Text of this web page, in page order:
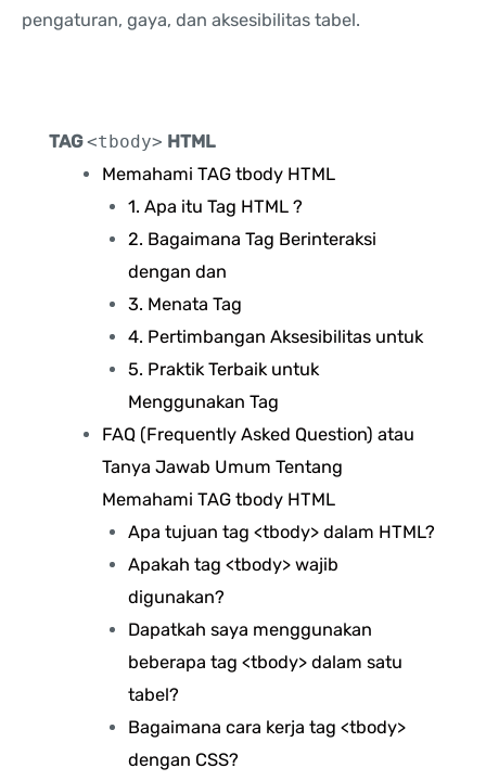
pengaturan, gaya, dan aksesibilitas tabel.
TAG<tbody> HTML
Memahami TAG tbody HTML
1. Apa itu Tag HTML ?
2. Bagaimana Tag Berinteraksi
dengan dan
3. Menata Tag
4. Pertimbangan Aksesibilitas untuk
5. Praktik Terbaik untuk
Menggunakan Tag
FAQ (Frequently Asked Question) atau
Tanya Jawab Umum Tentang
Memahami TAG tbody HTML
Apa tujuan tag <tbody> dalam HTML?
Apakah tag <tbody> wajib
digunakan?
Dapatkah saya menggunakan
beberapa tag <tbody> dalam satu
tabel?
Bagaimana cara kerja tag <tbody>
dengan CSS?